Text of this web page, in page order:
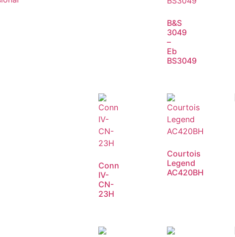
B&S
3049
–
Eb
BS3049
Conn
IV-
CN-
23H
Courtois
Legend
AC420BH